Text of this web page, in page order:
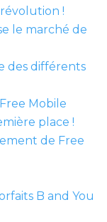
!
le marché de
des différents
Mobile
place !
de Free
B and You